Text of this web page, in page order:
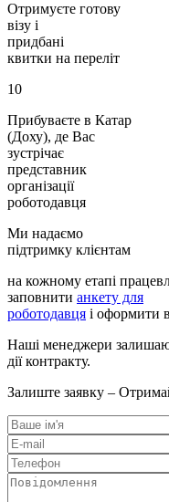
Отримуєте готову
візу і
придбані
квитки на переліт
10
Прибуваєте в Катар
(Доху), де Вас
зустрічає
представник
організації
роботодавця
Ми надаємо
підтримку клієнтам
на кожному етапі
заповнити анкету для
роботодавця і оформити
Наші менеджери
дії контракту.
Залиште заявку –